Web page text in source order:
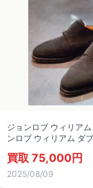
ジョンロブ ウィリア
ンロブ ウィリアム ダ
買取 75,000円
2025/08/09